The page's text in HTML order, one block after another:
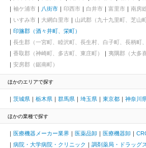
袖ケ浦市
八街市 印西市 白井市 富里市 南房
いすみ市
大網白里市
山武郡（九十九里町、芝山
印旛郡（酒々井町、栄町）
長生郡（一宮町、睦沢町、長生村、白子町、長柄町
香取郡（神崎町、多古町、東庄町）
夷隅郡（大多
安房郡（鋸南町）
ほかのエリアで探す
茨城県 栃木県 群馬県 埼玉県 東京都 神奈川
ほかの業種で探す
医療機器メーカー業界 医薬品卸 医療機器卸
病院・大学病院・クリニック
調剤薬局・ドラッグ